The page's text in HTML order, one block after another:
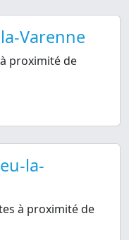
Varenne
proximité de
la-
à proximité de